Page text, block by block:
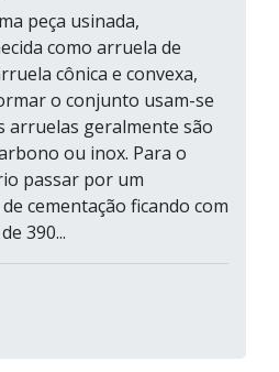
peça usinada,
como arruela de
cônica e convexa,
o conjunto usam-se
arruelas geralmente são
ou inox. Para o
passar por um
cementação ficando com
390...